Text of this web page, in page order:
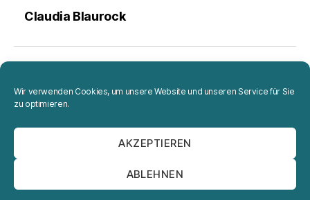
Wir verwenden Cookies, um unsere Website und unseren Service für Sie
zu optimieren.
AKZEPTIEREN
ABLEHNEN
Claudia Blaurock
Projekte
Datenschutzerklärung